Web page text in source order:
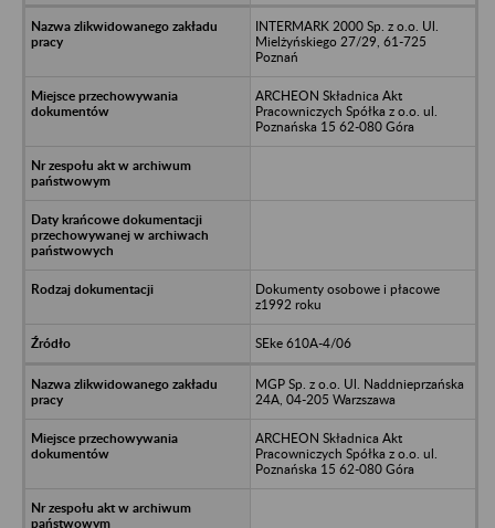
INTERMARK 2000 Sp. z o.o. Ul.
Mielżyńskiego 27/29, 61-725
Poznań
ARCHEON Składnica Akt
Pracowniczych Spółka z o.o. ul.
Poznańska 15 62-080 Góra
Dokumenty osobowe i płacowe
z1992 roku
SEke 610A-4/06
MGP Sp. z o.o. Ul. Naddnieprzańska
24A, 04-205 Warzszawa
ARCHEON Składnica Akt
Pracowniczych Spółka z o.o. ul.
Poznańska 15 62-080 Góra